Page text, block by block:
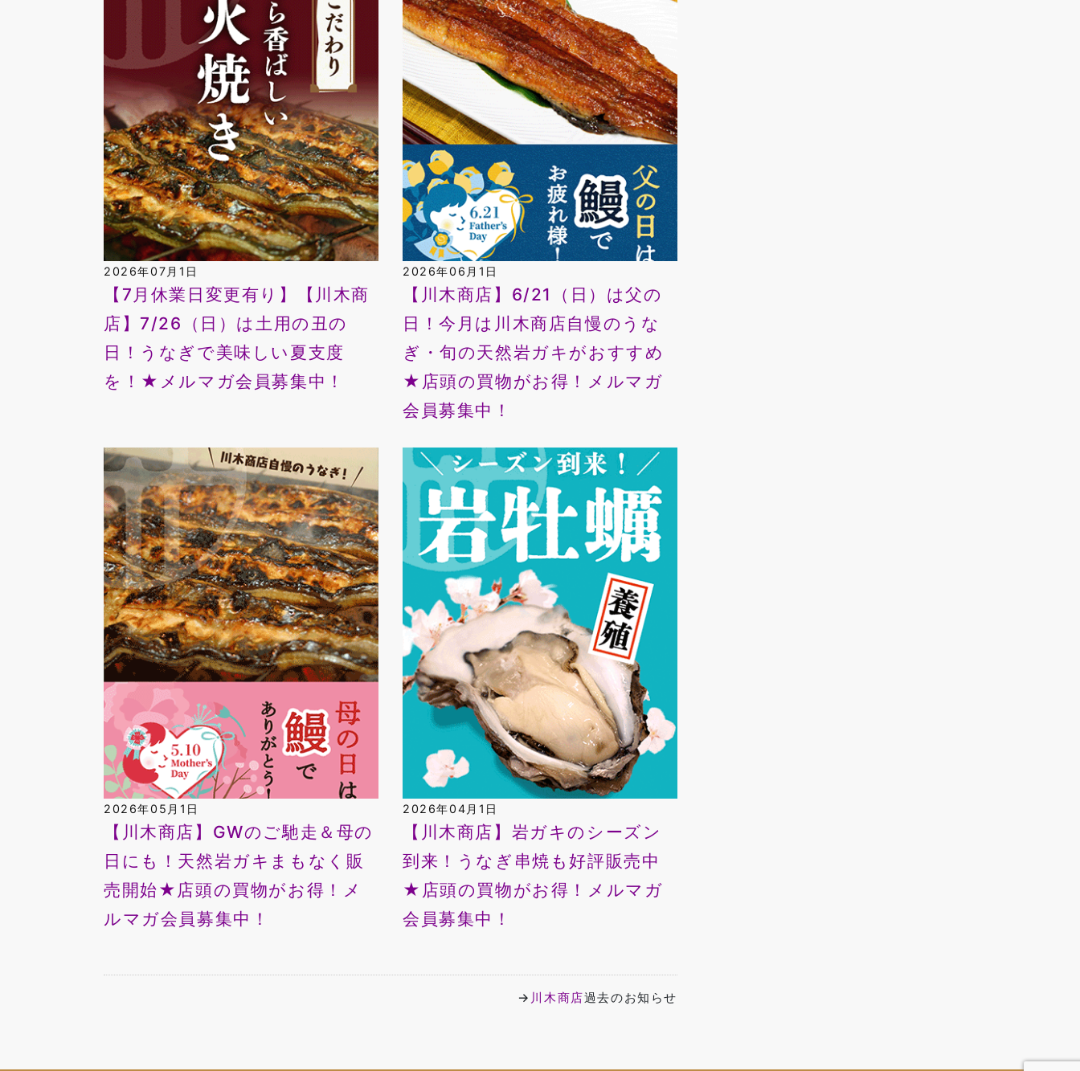
2026年07月1日
【7月休業日変更有り】【川木商
店】7/26（日）は土用の丑の
日！うなぎで美味しい夏支度
を！★メルマガ会員募集中！
2026年06月1日
【川木商店】6/21（日）は父の
日！今月は川木商店自慢のうな
ぎ・旬の天然岩ガキがおすすめ
★店頭の買物がお得！メルマガ
会員募集中！
2026年05月1日
【川木商店】GWのご馳走＆母の
日にも！天然岩ガキまもなく販
売開始★店頭の買物がお得！メ
ルマガ会員募集中！
2026年04月1日
【川木商店】岩ガキのシーズン
到来！うなぎ串焼も好評販売中
★店頭の買物がお得！メルマガ
会員募集中！
→ 川木商店過去のお知らせ